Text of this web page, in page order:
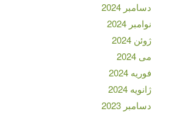
دسامبر 2024
نوامبر 2024
ژوئن 2024
می 2024
فوریه 2024
ژانویه 2024
دسامبر 2023